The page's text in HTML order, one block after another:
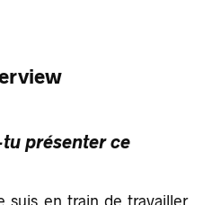
présenter ce
suis en train de travailler